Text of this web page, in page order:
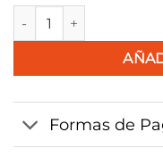
Guante Reusch Fusion
Formas de